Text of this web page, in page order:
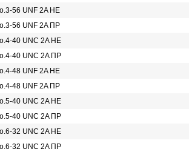
56 UNF 2A НЕ
56 UNF 2A ПР
40 UNС 2A НЕ
40 UNС 2A ПР
48 UNF 2A НЕ
48 UNF 2A ПР
40 UNС 2A НЕ
40 UNС 2A ПР
32 UNС 2A НЕ
32 UNС 2A ПР